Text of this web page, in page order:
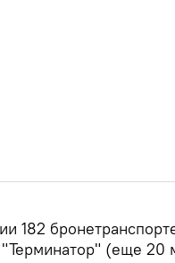
182
(еще 20